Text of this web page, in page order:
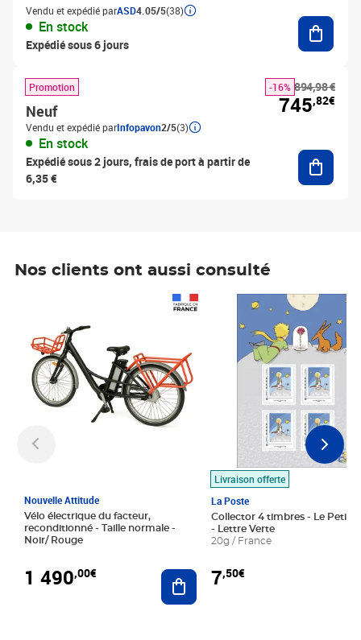
Vendu et expédié parASD4.05/5(38)
En stock
Expédié sous 6 jours
Promotion
Neuf
Vendu et expédié parInfopavon2/5(3)
En stock
Expédié sous 2 jours, frais de port à partir de
6,35 €
894,98 €
-16%
745,82€
Nos clients ont aussi consulté
Nouvelle Attitude
Vélo électrique du facteur,
reconditionné - Taille normale -
Noir/ Rouge
1 490,00€ Ajouter au panier
Livraison offerte
La Poste
Collector 4 timbres - Le Petit
- Lettre Verte
20g / France
7,50€
Prix 7,50€